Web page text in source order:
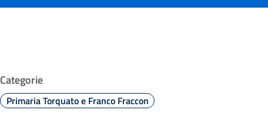
Categorie
Primaria Torquato e Franco Fraccon